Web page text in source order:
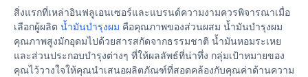
สิ่งแรกที่เหล่าอินฟลูเอนเซอร์และแบรนด์ความงามควรพิจารณาเมื่อ
เลือกผู้ผลิต น้ำมันบำรุงผม คือคุณภาพของส่วนผสม น้ำมันบำรุงผม
คุณภาพสูงมักอุดมไปด้วยสารสกัดจากธรรมชาติ น้ำมันหอมระเหย
และส่วนประกอบบำรุงต่างๆ ที่ให้ผลลัพธ์ที่น่าทึ่ง กลุ่มเป้าหมายของ
คุณไว้วางใจให้คุณนำเสนอผลิตภัณฑ์ที่สอดคล้องกับคุณค่าด้านความ